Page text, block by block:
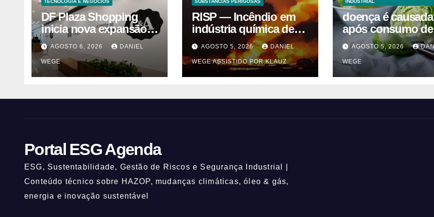
TECNOLOGIA E NEGÓCIOS
DF Plaza Shopping
inicia nova expansão
com a chegada de
grandes marcas e
inauguração de
espaço infantil – Dicas
AGOSTO 6, 2026 DANIEL
WEGE
SUBSTÂNCIAS PERIGOSAS
RISP — Incêndio em
indústria química de
solventes em
Itaquaquecetuba/SP
(UNIQUIMA/Quema)
AGOSTO 5, 2026 DANIEL
WEGE ASSISTIDO POR KLAUZ
INDUSTRIAL
doença é causada
após consumo de
alface
AGOSTO 5, 2026
WEGE
Portal ESG Agenda
ESG, Sustentabilidade, Gestão de Riscos e Segurança Industrial |
Conteúdo técnico sobre HAZOP, mudanças climáticas, óleo & gás,
energia e inovação sustentável